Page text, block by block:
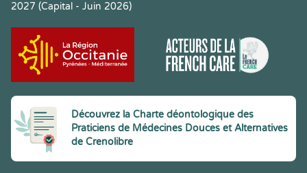
2027 (Capital - Juin 2026)
Découvrez la Charte déontologique des
Praticiens de Médecines Douces et Alternatives
de Crenolibre